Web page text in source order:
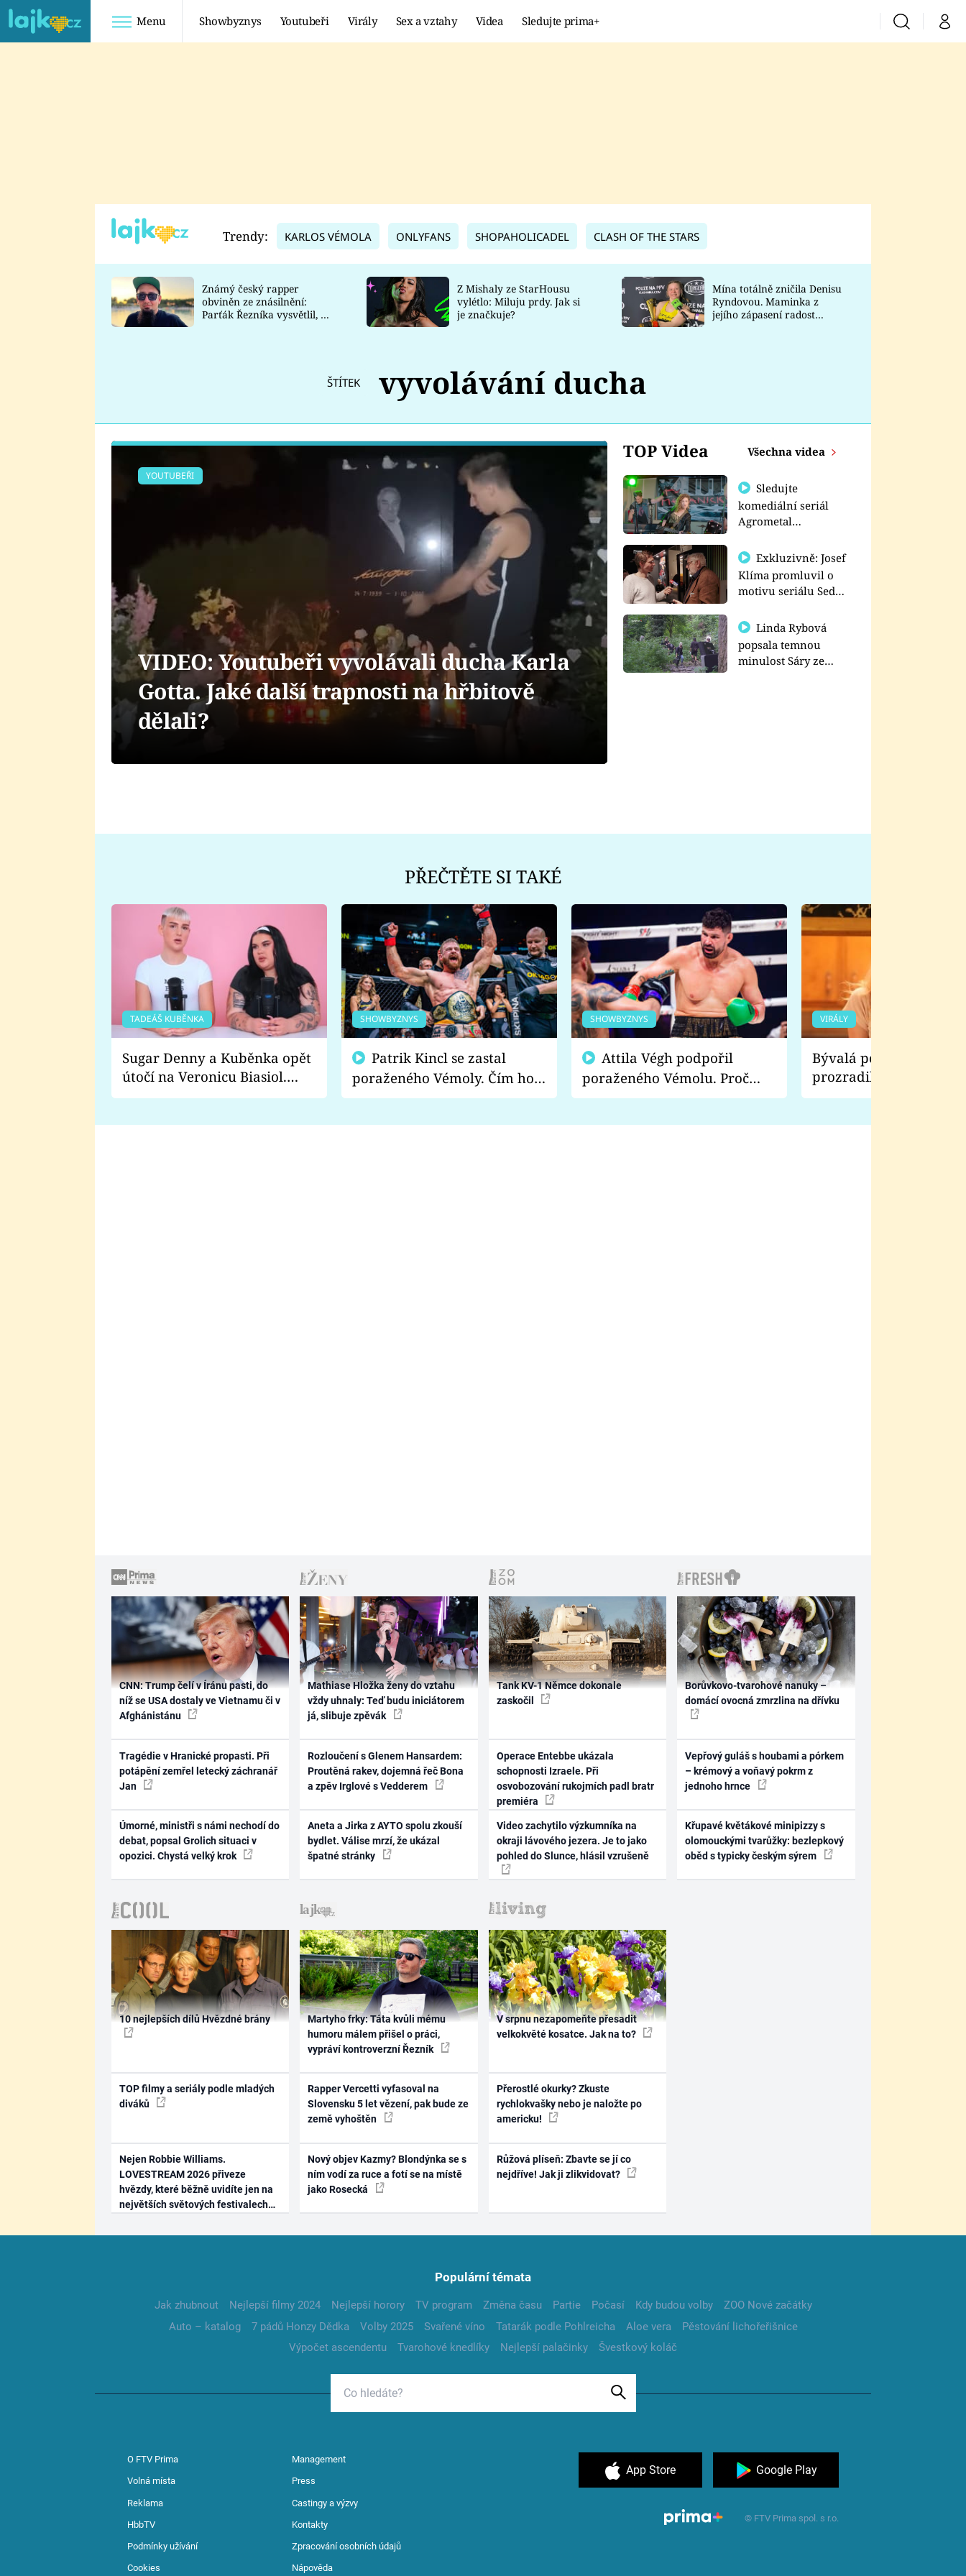
Menu Showbyznys Youtubeři Virály Sex a vztahy Videa Sledujte prima+ VyhledáváníMůj
TADEÁŠ KUBĚNKA
DATEL
Prima Lajk
Sledujte nás
Trendy: KARLOS VÉMOLA ONLYFANS SHOPAHOLICADEL CLASH OF THE STARS
Známý český rapper
obviněn ze znásilnění:
Parťák Řezníka vysvětlil, co
Z Mishaly ze StarHousu
vylétlo: Miluju prdy. Jak si
je značkuje?
Mína totálně zničila Denisu
Ryndovou. Maminka z
jejího zápasení radost
ŠTÍTEK vyvolávání ducha
TOP Videa Všechna videa
Sledujte
komediální seriál
Agrometal
prima+
Exkluzivně: Josef
Klíma promluvil o
motivu seriálu Sedm
Linda Rybová
popsala temnou
minulost Sáry ze
YOUTUBEŘI
VIDEO: Youtubeři vyvolávali ducha Karla
Gotta. Jaké další trapnosti na hřbitově
dělali?
PŘEČTĚTE SI TAKÉ
TADEÁŠ KUBĚNKA
Sugar Denny a Kuběnka opět
útočí na Veronicu Biasiol.
Proč je podle nich falešná a
SHOWBYZNYS
poraženého Vémoly. Čím ho
fanoušci naštvali?
SHOWBYZNYS
poraženého Vémolu. Proč
chce raději zápasit s ním než
VIRÁLY
Bývalá pornoherečka
prozradila, co ji
natáčení Euforie.
CNN: Trump čelí v Íránu pasti, do
níž se USA dostaly ve Vietnamu či v
Afghánistánu
Tragédie v Hranické propasti. Při
potápění zemřel letecký záchranář
Jan
Úmorné, ministři s námi nechodí do
debat, popsal Grolich situaci v
opozici. Chystá velký krok
Mathiase Hložka ženy do vztahu
vždy uhnaly: Teď budu iniciátorem
já, slibuje zpěvák
Rozloučení s Glenem Hansardem:
Proutěná rakev, dojemná řeč Bona
a zpěv Irglové s Vedderem
Aneta a Jirka z AYTO spolu zkouší
bydlet. Válise mrzí, že ukázal
špatné stránky
Tank KV-1 Němce dokonale
zaskočil
Operace Entebbe ukázala
schopnosti Izraele. Při
osvobozování rukojmích padl bratr
premiéra
Video zachytilo výzkumníka na
okraji lávového jezera. Je to jako
pohled do Slunce, hlásil vzrušeně
Borůvkovo-tvarohové nanuky –
domácí ovocná zmrzlina na dřívku
Vepřový guláš s houbami a pórkem
– krémový a voňavý pokrm z
jednoho hrnce
Křupavé květákové minipizzy s
olomouckými tvarůžky: bezlepkový
oběd s typicky českým sýrem
10 nejlepších dílů Hvězdné brány
TOP filmy a seriály podle mladých
diváků
Nejen Robbie Williams.
LOVESTREAM 2026 přiveze
hvězdy, které běžně uvidíte jen na
největších světových festivalech
Martyho frky: Táta kvůli mému
humoru málem přišel o práci,
vypráví kontroverzní Řezník
Rapper Vercetti vyfasoval na
Slovensku 5 let vězení, pak bude ze
země vyhoštěn
Nový objev Kazmy? Blondýnka se s
ním vodí za ruce a fotí se na místě
jako Rosecká
V srpnu nezapomeňte přesadit
velkokvěté kosatce. Jak na to?
Přerostlé okurky? Zkuste
rychlokvašky nebo je naložte po
americku!
Růžová plíseň: Zbavte se jí co
nejdříve! Jak ji zlikvidovat?
Populární témata
Jak zhubnout Nejlepší filmy 2024 Nejlepší horory TV program Změna času Partie Počasí Kdy budou volby
ZOO Nové začátky
Auto – katalog
7 pádů Honzy Dědka Volby 2025 Svařené víno Tatarák podle Pohlreicha Aloe vera
Pěstování lichořeřišnice
Výpočet ascendentu
Tvarohové knedlíky Nejlepší palačinky Švestkový koláč
O FTV Prima Management
Volná místa Press
Reklama Castingy a výzvy
HbbTV Kontakty
Podmínky užívání Zpracování osobních údajů
Cookies Nápověda
App Store Google Play
© FTV Prima spol. s r.o.